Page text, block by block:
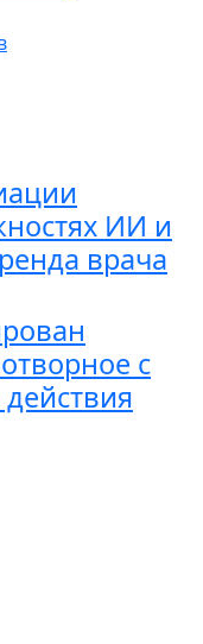
ИИ и
врача
с